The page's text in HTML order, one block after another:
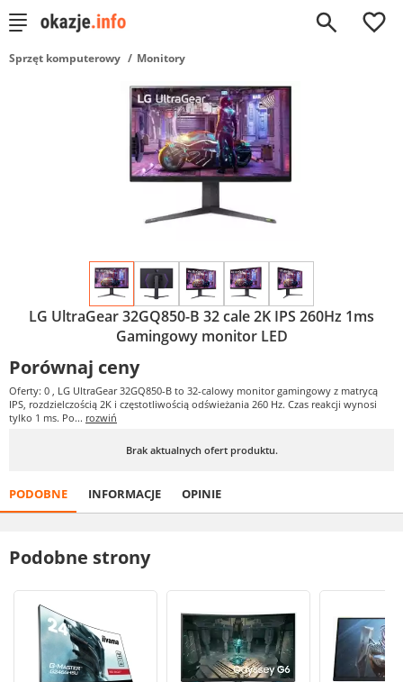
0
Sprzęt komputerowy Monitory
LG UltraGear 32GQ850-B 32 cale 2K IPS 260Hz 1ms
Gamingowy monitor LED
Porównaj ceny
Oferty: 0 , LG UltraGear 32GQ850-B to 32-calowy monitor gamingowy z matrycą
IPS, rozdzielczością 2K i częstotliwością odświeżania 260 Hz. Czas reakcji wynosi
tylko 1 ms. Po... rozwiń
Brak aktualnych ofert produktu.
PODOBNE INFORMACJE OPINIE
Podobne strony